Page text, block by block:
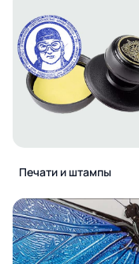
Печати и штампы